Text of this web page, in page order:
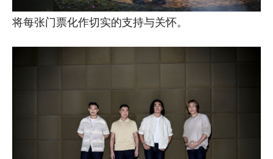
将每张门票化作切实的支持与关怀。